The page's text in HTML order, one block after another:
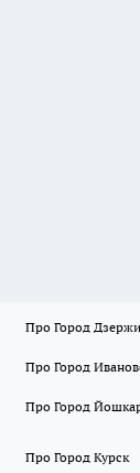
Про Город
Про Город
Про Город
Про Город Курск